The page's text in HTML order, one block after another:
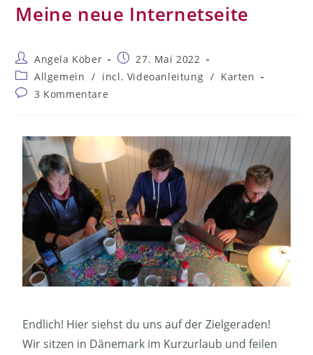
Meine neue Internetseite
Angela Köber
27. Mai 2022
Allgemein / incl. Videoanleitung / Karten
3 Kommentare
Endlich! Hier siehst du uns auf der Zielgeraden!
Wir sitzen in Dänemark im Kurzurlaub und feilen